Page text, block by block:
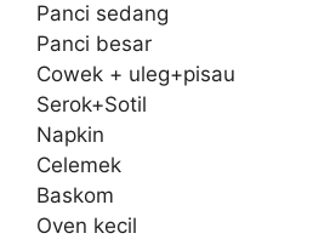
Panci sedang
Panci besar
Cowek + uleg+pisau
Serok+Sotil
Napkin
Celemek
Baskom
Oven kecil